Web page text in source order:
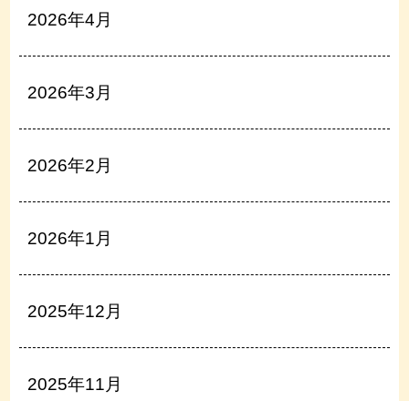
2026年4月
2026年3月
2026年2月
2026年1月
2025年12月
2025年11月